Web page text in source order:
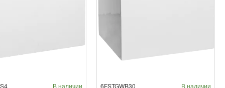
В наличии 6FSTGWB30 В наличии